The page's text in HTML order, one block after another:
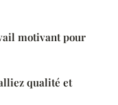
motivant pour
qualité et